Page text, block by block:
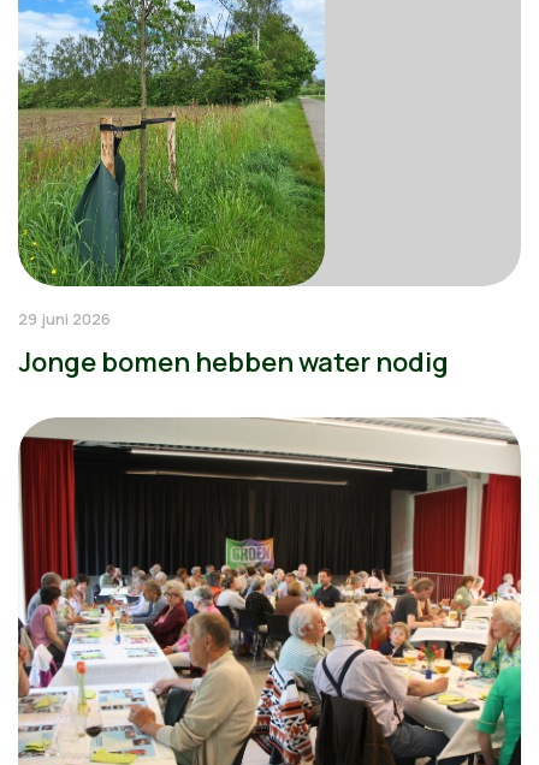
29 juni 2026
Jonge bomen hebben water nodig